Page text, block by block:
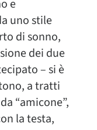
e
uno stile
di sonno,
dei due
– si è
a tratti
“amicone”,
la testa,